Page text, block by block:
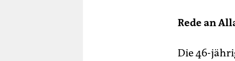
Rede an
Die 46-